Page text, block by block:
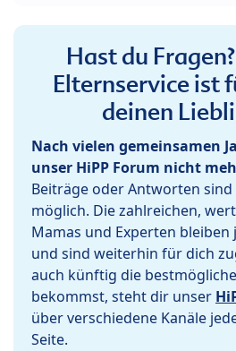
Hast du
Elternservice ist
deinen
Nach vielen gemeinsamen
unser HiPP Forum nicht
Beiträge oder Antworten
möglich. Die zahlreichen,
Mamas und Experten bleiben
und sind weiterhin für dich
auch künftig die
bekommst, steht dir unser
über verschiedene Kanäle
Seite.